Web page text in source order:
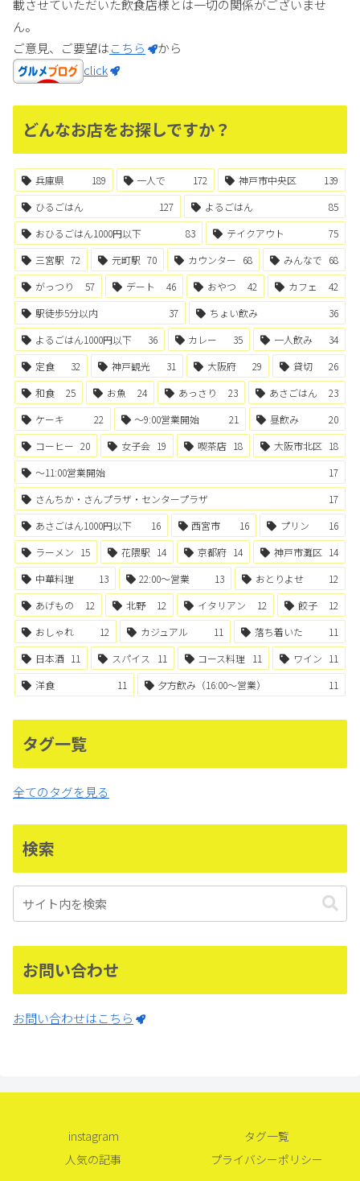
載させていただいた飲食店様とは一切の関係がございませ
ん。
ご意見、ご要望はこちら
から
click
どんなお店をお探しですか？
兵庫県 189 一人で 172 神戸市中央区
139
ひるごはん
127 よるごはん
85
おひるごはん1000円以下
83 テイクアウト
75
三宮駅 72 元町駅 70 カウンター 68 みんなで 68
がっつり
57 デート 46 おやつ 42 カフェ
42
駅徒歩5分以内
37 ちょい飲み
36
よるごはん1000円以下
36 カレー 35 一人飲み
34
定食
32 神戸観光 31 大阪府 29 貸切
26
和食
25 お魚 24 あっさり 23 あさごはん
23
ケーキ
22 〜9:00営業開始 21 昼飲み
20
コーヒー 20 女子会 19 喫茶店 18 大阪市北区 18
〜11:00営業開始
17
さんちか・さんプラザ・センタープラザ
17
あさごはん1000円以下
16 西宮市 16 プリン
16
ラーメン 15 花隈駅 14 京都府 14 神戸市灘区 14
中華料理
13 22:00〜営業 13 おとりよせ
12
あげもの
12 北野 12 イタリアン 12 餃子
12
おしゃれ
12 カジュアル 11 落ち着いた
11
日本酒 11 スパイス 11 コース料理 11 ワイン 11
洋食
11 夕方飲み（16:00〜営業） 11
タグ一覧
全てのタグを見る
検索
お問い合わせ
お問い合わせはこちら
instagram
タグ一覧
人気の記事
プライバシーポリシー